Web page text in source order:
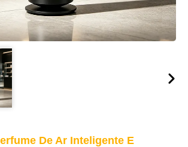
De Ar Inteligente E